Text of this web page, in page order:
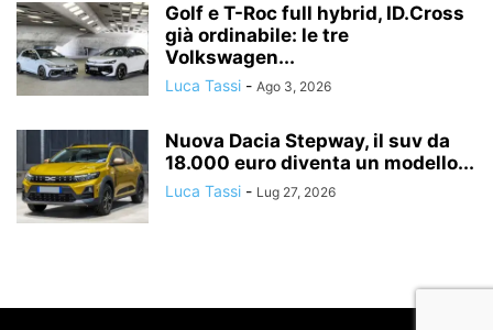
Golf e T-Roc full hybrid, ID.Cross
già ordinabile: le tre
Volkswagen...
Luca Tassi - Ago 3, 2026
Nuova Dacia Stepway, il suv da
18.000 euro diventa un modello...
Luca Tassi - Lug 27, 2026